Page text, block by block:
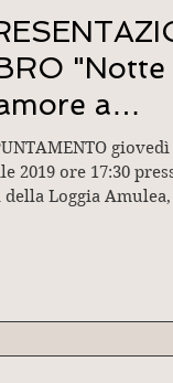
"Notte
a
digiovedì
2019 ore 17:30
della Loggia Amulea,